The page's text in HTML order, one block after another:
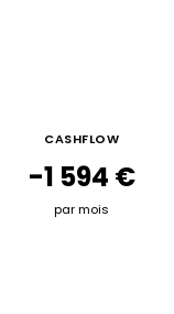
CASHFLOW
-1 594 €
par mois